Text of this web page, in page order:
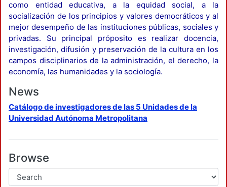
como entidad educativa, a la equidad social, a la
socialización de los principios y valores democráticos y al
mejor desempeño de las instituciones públicas, sociales y
privadas. Su principal próposito es realizar docencia,
investigación, difusión y preservación de la cultura en los
campos disciplinarios de la administración, el derecho, la
economía, las humanidades y la sociología.
News
Catálogo de investigadores de las 5 Unidades de la
Universidad Autónoma Metropolitana
Browse